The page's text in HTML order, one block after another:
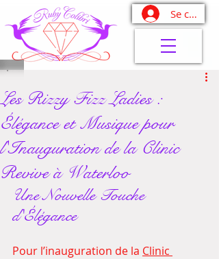
Se
Les Rizzy Fizz Ladies :
Élégance et Musique pour
l'Inauguration de la Clinic
Revive à Waterloo
Une Nouvelle Touche
d'Élégance
Pour l’inauguration de la Clinic